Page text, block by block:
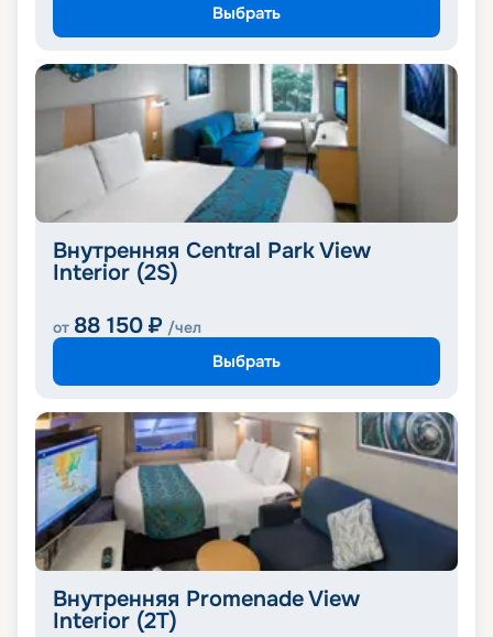
Выбрать
Внутренняя Central Park View
Interior (2S)
от 88 150 ₽ /чел
Выбрать
Внутренняя Promenade View
Interior (2T)